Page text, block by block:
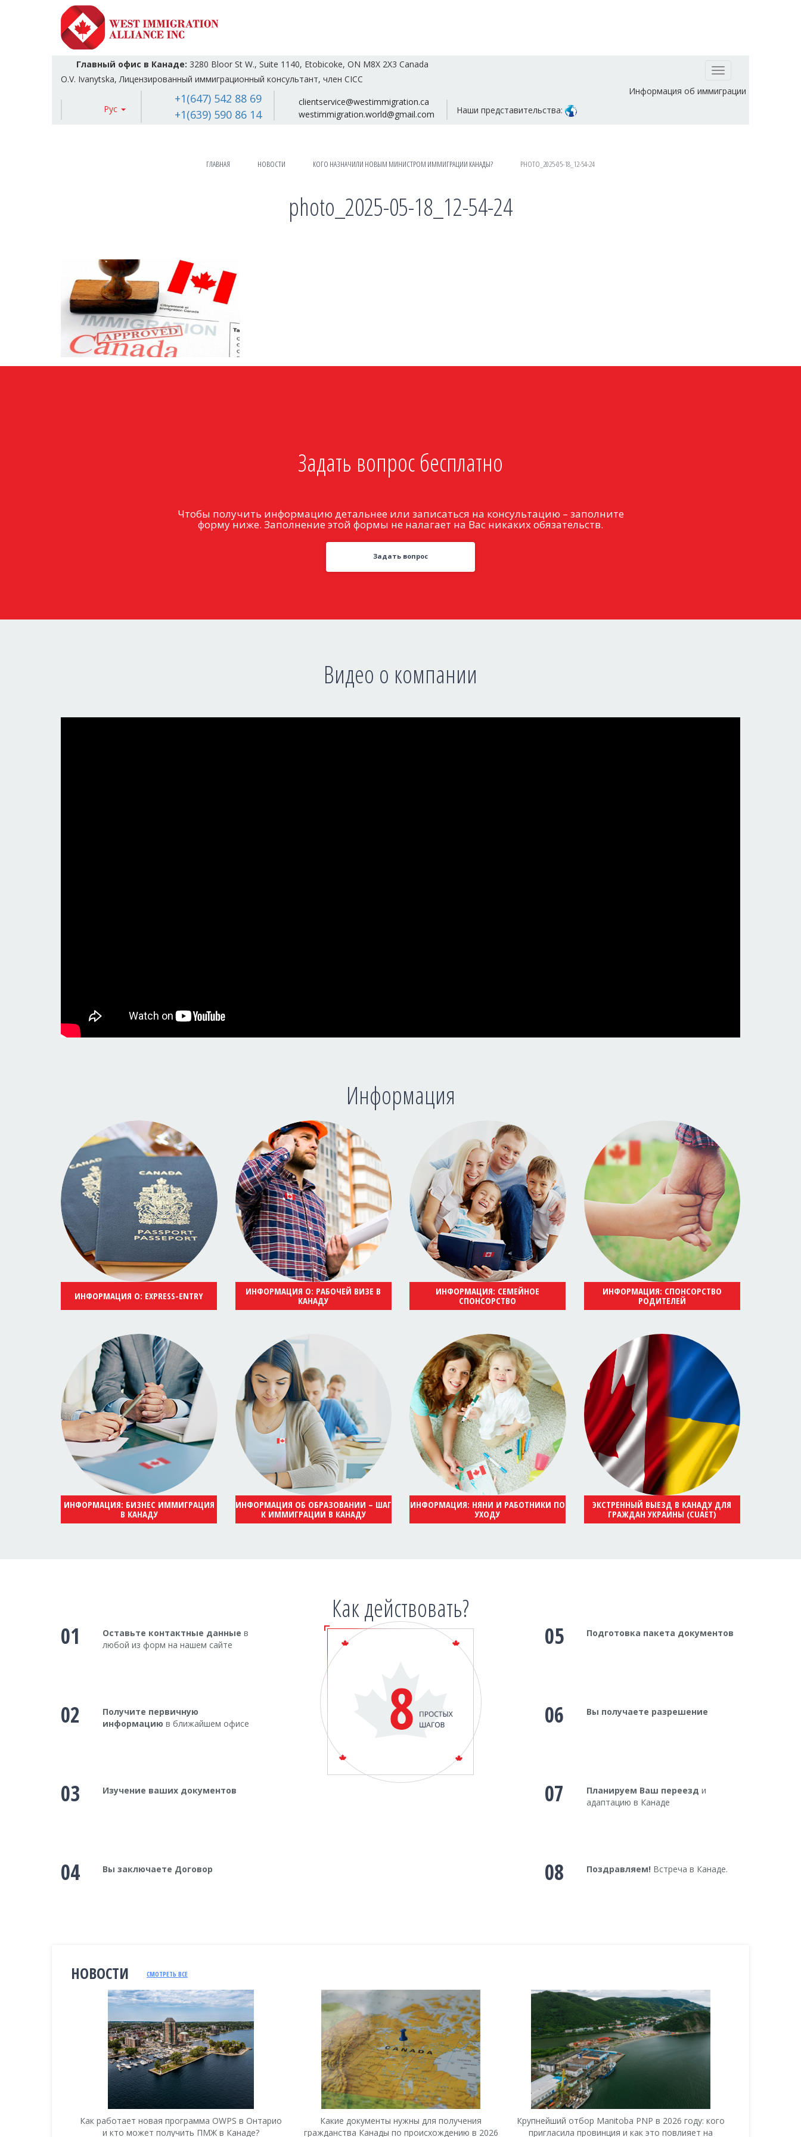
Главный офис в Канаде: 3280 Bloor St W., Suite 1140, Etobicoke, ON M8X 2X3 Canada
O.V. Ivanytska, Лицензированный иммиграционный консультант, член CICC
Toggle
Информация об иммиграции
Рус
+1(647) 542 88 69
+1(639) 590 86 14
clientservice@westimmigration.ca
westimmigration.world@gmail.com
Наши представительства:
ГЛАВНАЯ НОВОСТИ КОГО НАЗНАЧИЛИ НОВЫМ МИНИСТРОМ ИММИГРАЦИИ КАНАДЫ? PHOTO_2025-05-18_12-54-24
photo_2025-05-18_12-54-24
Задать вопрос бесплатно
Чтобы получить информацию детальнее или записаться на консультацию – заполните
форму ниже. Заполнение этой формы не налагает на Вас никаких обязательств.
Задать вопрос
Видео о компании
Информация
ИНФОРМАЦИЯ О: EXPRESS-ENTRY
ИНФОРМАЦИЯ О: РАБОЧЕЙ ВИЗЕ В
КАНАДУ
ИНФОРМАЦИЯ: СЕМЕЙНОЕ
СПОНСОРСТВО
ИНФОРМАЦИЯ: СПОНСОРСТВО
РОДИТЕЛЕЙ
ИНФОРМАЦИЯ: БИЗНЕС ИММИГРАЦИЯ
В КАНАДУ
ИНФОРМАЦИЯ ОБ ОБРАЗОВАНИИ – ШАГ
К ИММИГРАЦИИ В КАНАДУ
ИНФОРМАЦИЯ: НЯНИ И РАБОТНИКИ ПО
УХОДУ
ЭКСТРЕННЫЙ ВЫЕЗД В КАНАДУ ДЛЯ
ГРАЖДАН УКРАИНЫ (CUAET)
Как действовать?
01 Оставьте контактные данные в
любой из форм на нашем сайте
02
Получите первичную
информацию в ближайшем офисе
03 Изучение ваших документов
04 Вы заключаете Договор
05 Подготовка пакета документов
06 Вы получаете разрешение
07 Планируем Ваш переезд и
адаптацию в Канаде
08 Поздравляем! Встреча в Канаде.
НОВОСТИ СМОТРЕТЬ ВСЕ
Как работает новая программа OWPS в Онтарио
и кто может получить ПМЖ в Канаде?
Какие документы нужны для получения
гражданства Канады по происхождению в 2026
Крупнейший отбор Manitoba PNP в 2026 году: кого
пригласила провинция и как это повлияет на